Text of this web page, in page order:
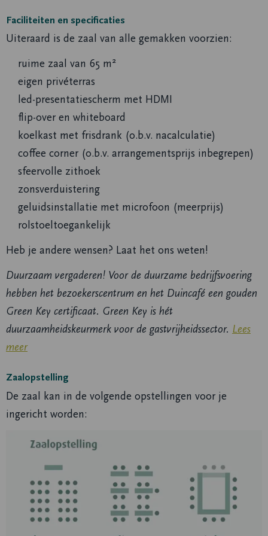
Faciliteiten en specificaties
Uiteraard is de zaal van alle gemakken voorzien:
ruime zaal van 65 m²
eigen privéterras
led-presentatiescherm met HDMI
flip-over en whiteboard
koelkast met frisdrank (o.b.v. nacalculatie)
coffee corner (o.b.v. arrangementsprijs inbegrepen)
sfeervolle zithoek
zonsverduistering
geluidsinstallatie met microfoon (meerprijs)
rolstoeltoegankelijk
Heb je andere wensen? Laat het ons weten!
Duurzaam vergaderen! Voor de duurzame bedrijfsvoering
hebben het bezoekerscentrum en het Duincafé een gouden
Green Key certificaat. Green Key is hét
duurzaamheidskeurmerk voor de gastvrijheidssector. Lees
meer
Zaalopstelling
De zaal kan in de volgende opstellingen voor je
ingericht worden: